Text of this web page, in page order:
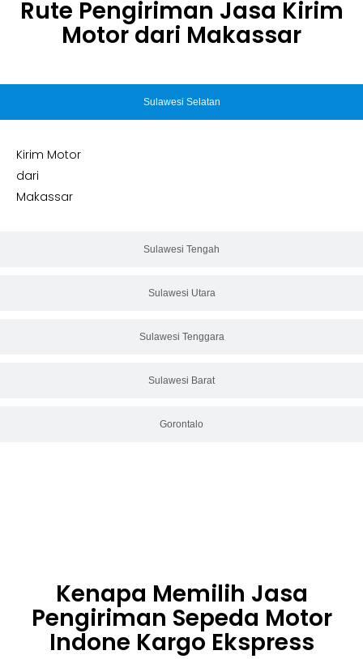
Rute Pengiriman Jasa Kirim
Motor dari Makassar
Sulawesi Selatan
Sulawesi Tengah
Sulawesi Utara
Sulawesi Tenggara
Sulawesi Barat
Gorontalo
Kirim Motor
dari
Makassar
Kenapa Memilih Jasa
Pengiriman Sepeda Motor
Indone Kargo Ekspress